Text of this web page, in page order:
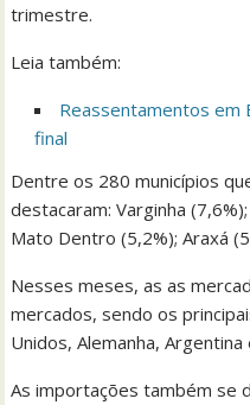
trimestre.
Leia também:
Reassentamentos em
final
Dentre os 280 municípios
destacaram: Varginha
Mato Dentro (5,2%); Araxá
Nesses meses, as as
mercados, sendo os
Unidos, Alemanha, Argentina
As importações também se